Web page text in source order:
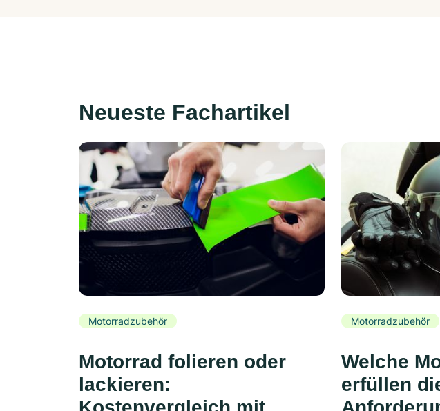
Neueste Fachartikel
Motorradzubehör
Motorrad folieren oder
lackieren:
Motorradzubehör
Welche
erfüllen